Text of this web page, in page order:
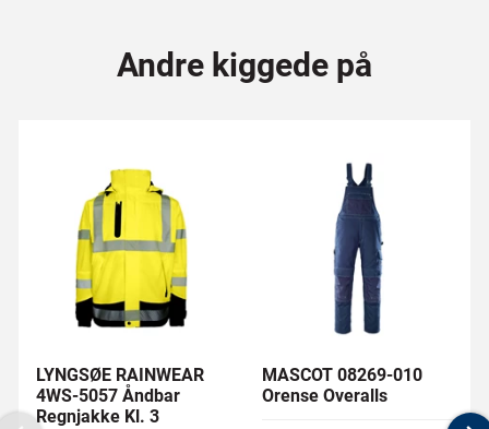
Andre kiggede på
LYNGSØE RAINWEAR
4WS-5057 Åndbar
Regnjakke Kl. 3
MASCOT 08269-010
Orense Overalls